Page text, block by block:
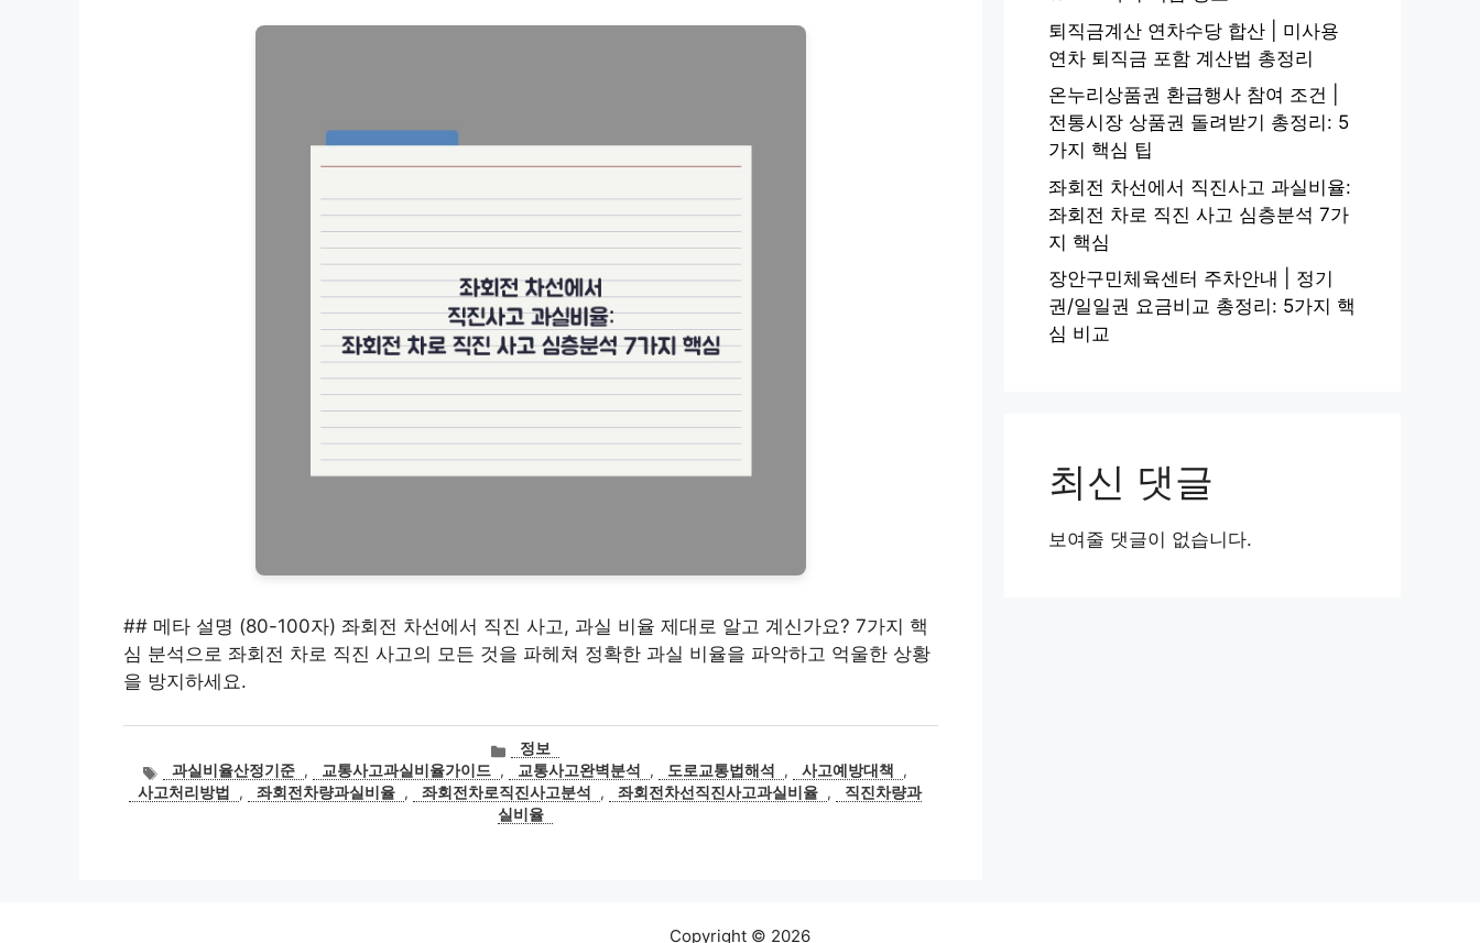
## 메타 설명 (80-100자) 좌회전 차선에서 직진 사고, 과실 비율 제대로 알고 계신가요? 7가지 핵
심 분석으로 좌회전 차로 직진 사고의 모든 것을 파헤쳐 정확한 과실 비율을 파악하고 억울한 상황
을 방지하세요.
카
테
고
리
정보
태
그
과실비율산정기준 , 교통사고과실비율가이드 , 교통사고완벽분석 , 도로교통법해석 , 사고예방대책
,
사고처리방법
, 좌회전차량과실비율 , 좌회전차로직진사고분석 , 좌회전차선직진사고과실비율 ,
직진차량과
실비율
퇴직금계산 연차수당 합산 | 미사용
연차 퇴직금 포함 계산법 총정리
온누리상품권 환급행사 참여 조건 |
전통시장 상품권 돌려받기 총정리: 5
가지 핵심 팁
좌회전 차선에서 직진사고 과실비율:
좌회전 차로 직진 사고 심층분석 7가
지 핵심
장안구민체육센터 주차안내 | 정기
권/일일권 요금비교 총정리: 5가지 핵
심 비교
최신 댓글
보여줄 댓글이 없습니다.
Copyright © 2026